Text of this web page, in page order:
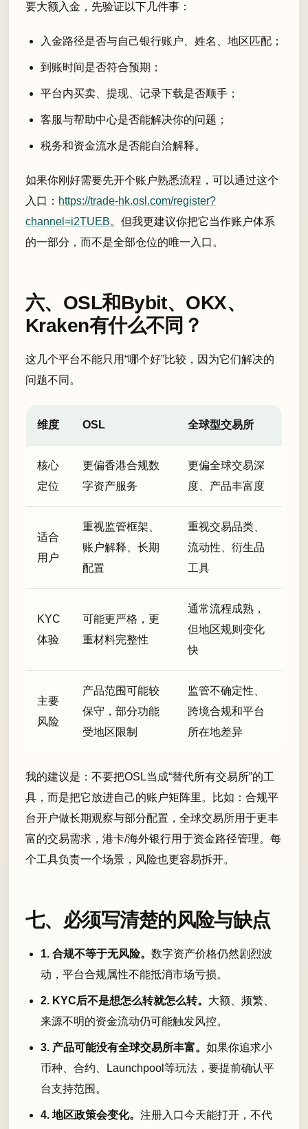
要大额入金，先验证以下几件事：
入金路径是否与自己银行账户、姓名、地区匹配；
到账时间是否符合预期；
平台内买卖、提现、记录下载是否顺手；
客服与帮助中心是否能解决你的问题；
税务和资金流水是否能自洽解释。
如果你刚好需要先开个账户熟悉流程，可以通过这个
入口： https://trade-hk.osl.com/register?
channel=i2TUEB。但我更建议你把它当作账户体系
的一部分，而不是全部仓位的唯一入口。
六、OSL和Bybit、OKX、
Kraken有什么不同？
这几个平台不能只用“哪个好”比较，因为它们解决的
问题不同。
维度 OSL 全球型交易所
核心
定位
更偏香港合规数
字资产服务
更偏全球交易深
度、产品丰富度
适合
用户
重视监管框架、
账户解释、长期
配置
重视交易品类、
流动性、衍生品
工具
KYC
体验
可能更严格，更
重材料完整性
通常流程成熟，
但地区规则变化
快
主要
风险
产品范围可能较
保守，部分功能
受地区限制
监管不确定性、
跨境合规和平台
所在地差异
我的建议是：不要把OSL当成“替代所有交易所”的工
具，而是把它放进自己的账户矩阵里。比如：合规平
台开户做长期观察与部分配置，全球交易所用于更丰
富的交易需求，港卡/海外银行用于资金路径管理。每
个工具负责一个场景，风险也更容易拆开。
七、必须写清楚的风险与缺点
1. 合规不等于无风险。 数字资产价格仍然剧烈波
动，平台合规属性不能抵消市场亏损。
2. KYC后不是想怎么转就怎么转。 大额、频繁、
来源不明的资金流动仍可能触发风控。
3. 产品可能没有全球交易所丰富。 如果你追求小
币种、合约、Launchpool等玩法，要提前确认平
台支持范围。
4. 地区政策会变化。 注册入口今天能打开，不代